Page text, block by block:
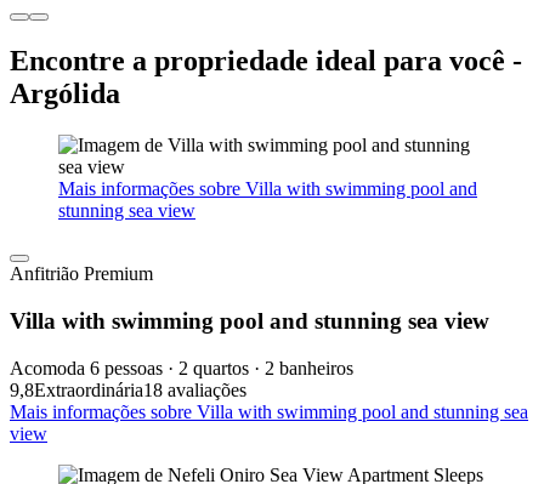
Encontre a propriedade ideal para você -
Argólida
Mais informações sobre Villa with swimming pool and
stunning sea view
Anfitrião Premium
Villa with swimming pool and stunning sea view
Acomoda 6 pessoas · 2 quartos · 2 banheiros
9,8Extraordinária18 avaliações
Mais informações sobre Villa with swimming pool and stunning sea
view